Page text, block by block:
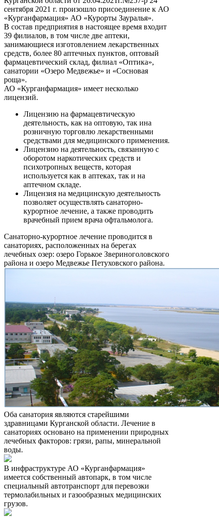
сентября 2021 г. произошло присоединение к АО
«Курганфармация» АО «Курорты Зауралья».
В состав предприятия в настоящее время входит
39 филиалов, в том числе две аптеки,
занимающиеся изготовлением лекарственных
средств, более 80 аптечных пунктов, оптовый
фармацевтический склад, филиал «Оптика»,
санатории «Озеро Медвежье» и «Сосновая
роща».
АО «Курганфармация» имеет несколько
лицензий.
Лицензию на фармацевтическую
деятельность, как на оптовую, так ина
розничную торговлю лекарственными
средствами для медицинского применения.
Лицензию на деятельность, связанную с
оборотом наркотических средств и
психотропных веществ, которая
используется как в аптеках, так и на
аптечном складе.
Лицензия на медицинскую деятельность
позволяет осуществлять санаторно-
курортное лечение, а также проводить
врачебный прием врача офтальмолога.
Санаторно-курортное лечение проводится в
санаториях, расположенных на берегах
лечебных озер: озеро Горькое Звериноголовского
района и озеро Медвежье Петуховского района.
Оба санатория являются старейшими
здравницами Курганской области. Лечение в
санаториях основано на применении природных
лечебных факторов: грязи, рапы, минеральной
воды.
В инфраструктуре АО «Курганфармация»
имеется собственный автопарк, в том числе
специальный автотранспорт для перевозки
термолабильных и газообразных медицинских
грузов.